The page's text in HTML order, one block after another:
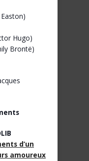
Hugo)
Brontë)
d’un
amoureux